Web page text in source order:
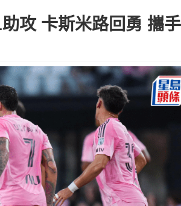
攻 卡斯米路回勇 攜